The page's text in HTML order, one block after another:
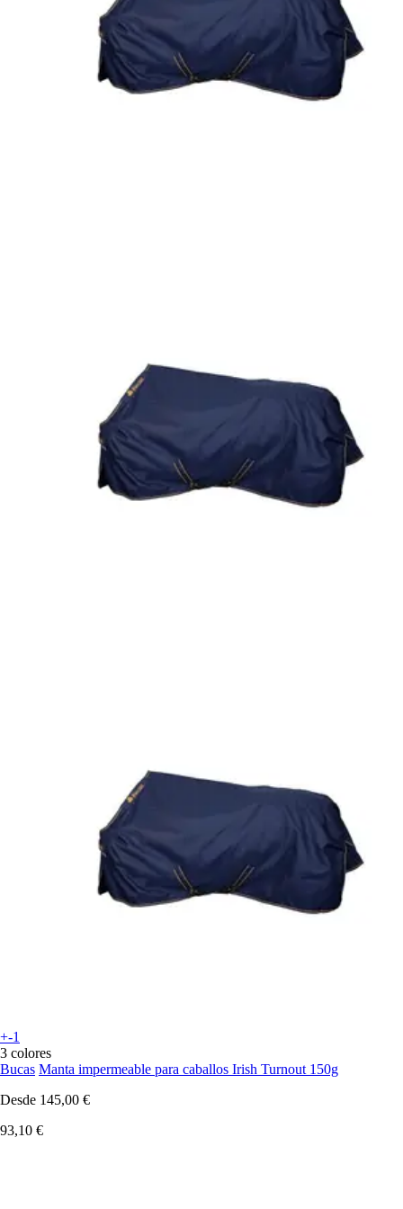
+-1
3 colores
Bucas Manta impermeable para caballos Irish Turnout 150g
Desde 145,00 €
93,10 €